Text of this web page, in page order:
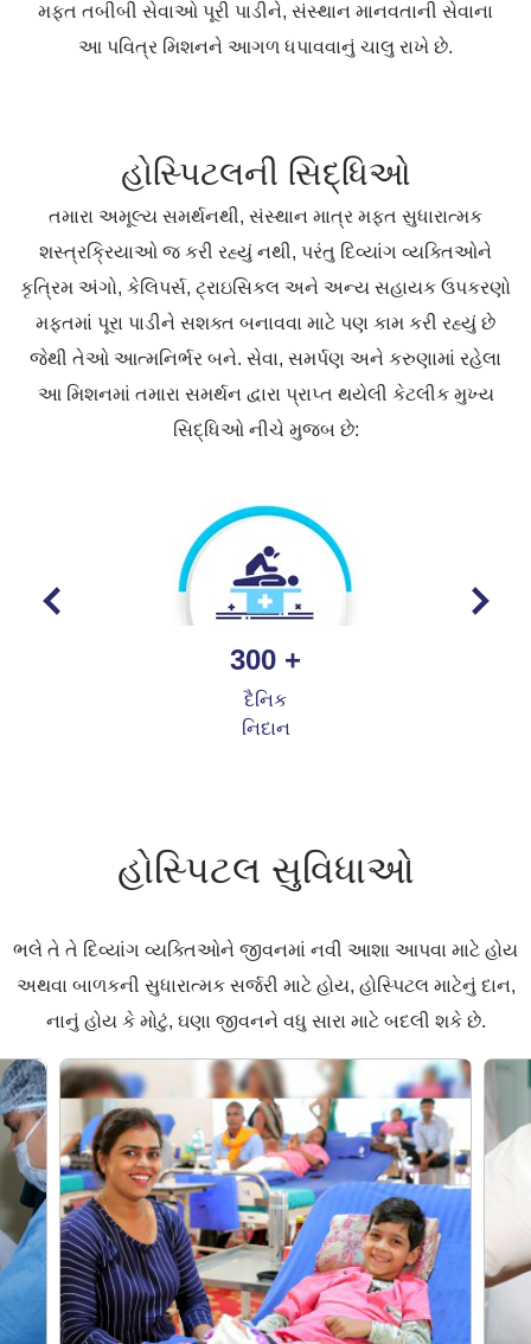
મફત તબીબી સેવાઓ પૂરી પાડીને, સંસ્થાન માનવતાની સેવાના
આ પવિત્ર મિશનને આગળ ધપાવવાનું ચાલુ રાખે છે.
હોસ્પિટલની સિદ્ધિઓ
તમારા અમૂલ્ય સમર્થનથી, સંસ્થાન માત્ર મફત સુધારાત્મક
શસ્ત્રક્રિયાઓ જ કરી રહ્યું નથી, પરંતુ દિવ્યાંગ વ્યક્તિઓને
કૃત્રિમ અંગો, કેલિપર્સ, ટ્રાઇસિકલ અને અન્ય સહાયક ઉપકરણો
મફતમાં પૂરા પાડીને સશક્ત બનાવવા માટે પણ કામ કરી રહ્યું છે
જેથી તેઓ આત્મનિર્ભર બને. સેવા, સમર્પણ અને કરુણામાં રહેલા
આ મિશનમાં તમારા સમર્થન દ્વારા પ્રાપ્ત થયેલી કેટલીક મુખ્ય
સિદ્ધિઓ નીચે મુજબ છે:
300 +
દૈનિક
નિદાન
હોસ્પિટલ સુવિધાઓ
ભલે તે તે દિવ્યાંગ વ્યક્તિઓને જીવનમાં નવી આશા આપવા માટે હોય
અથવા બાળકની સુધારાત્મક સર્જરી માટે હોય, હોસ્પિટલ માટેનું દાન,
નાનું હોય કે મોટું, ઘણા જીવનને વધુ સારા માટે બદલી શકે છે.